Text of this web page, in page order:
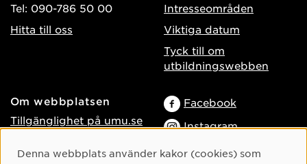
Tel: 090-786 50 00
Hitta till oss
Intresseområden
Viktiga datum
Tyck till om
utbildningswebben
Om webbplatsen
Tillgänglighet på umu.se
personuppgifter
Facebook
Instagram
TikTok
Cookie-samtycke
Denna webbplats använder kakor (cookies) som